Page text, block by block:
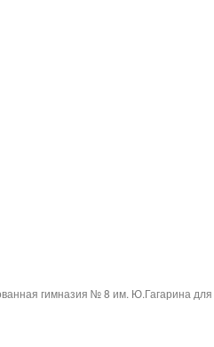
гимназия № 8 им. Ю.Гагарина